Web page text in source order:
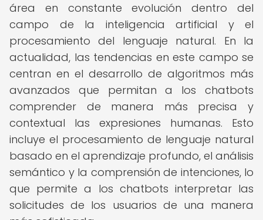
área en constante evolución dentro del
campo de la inteligencia artificial y el
procesamiento del lenguaje natural. En la
actualidad, las tendencias en este campo se
centran en el desarrollo de algoritmos más
avanzados que permitan a los chatbots
comprender de manera más precisa y
contextual las expresiones humanas. Esto
incluye el procesamiento de lenguaje natural
basado en el aprendizaje profundo, el análisis
semántico y la comprensión de intenciones, lo
que permite a los chatbots interpretar las
solicitudes de los usuarios de una manera